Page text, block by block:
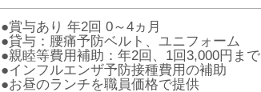
●賞与あり 年2回 0～4ヵ月
●貸与：腰痛予防ベルト、ユニフォーム
●親睦等費用補助：年2回、1回3,000円まで
●インフルエンザ予防接種費用の補助
●お昼のランチを職員価格で提供